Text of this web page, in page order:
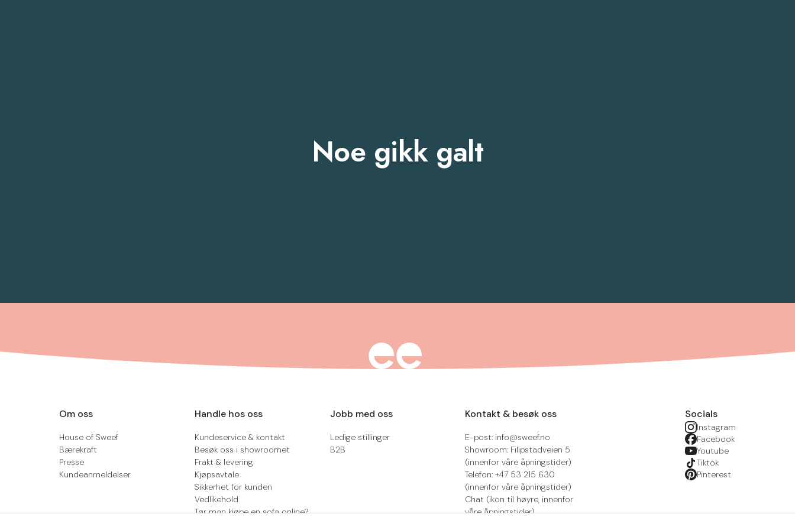
Noe gikk galt
Om oss
House of Sweef
Bærekraft
Presse
Kundeanmeldelser
Handle hos oss
Kundeservice & kontakt
Besøk oss i showroomet
Frakt & levering
Kjøpsavtale
Sikkerhet for kunden
Vedlikehold
Tør man kjøpe en sofa online?
Jobb med oss
Ledige stillinger
B2B
Kontakt & besøk oss
E-post: info@sweef.no
Showroom: Filipstadveien 5
(innenfor våre åpningstider)
Telefon: +47 53 215 630
(innenfor våre åpningstider)
Chat (ikon til høyre, innenfor
våre åpningstider)
Socials
Instagram
Facebook
Youtube
Tiktok
Pinterest